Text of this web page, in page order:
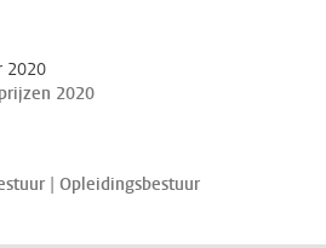
2020
2020
| Opleidingsbestuur